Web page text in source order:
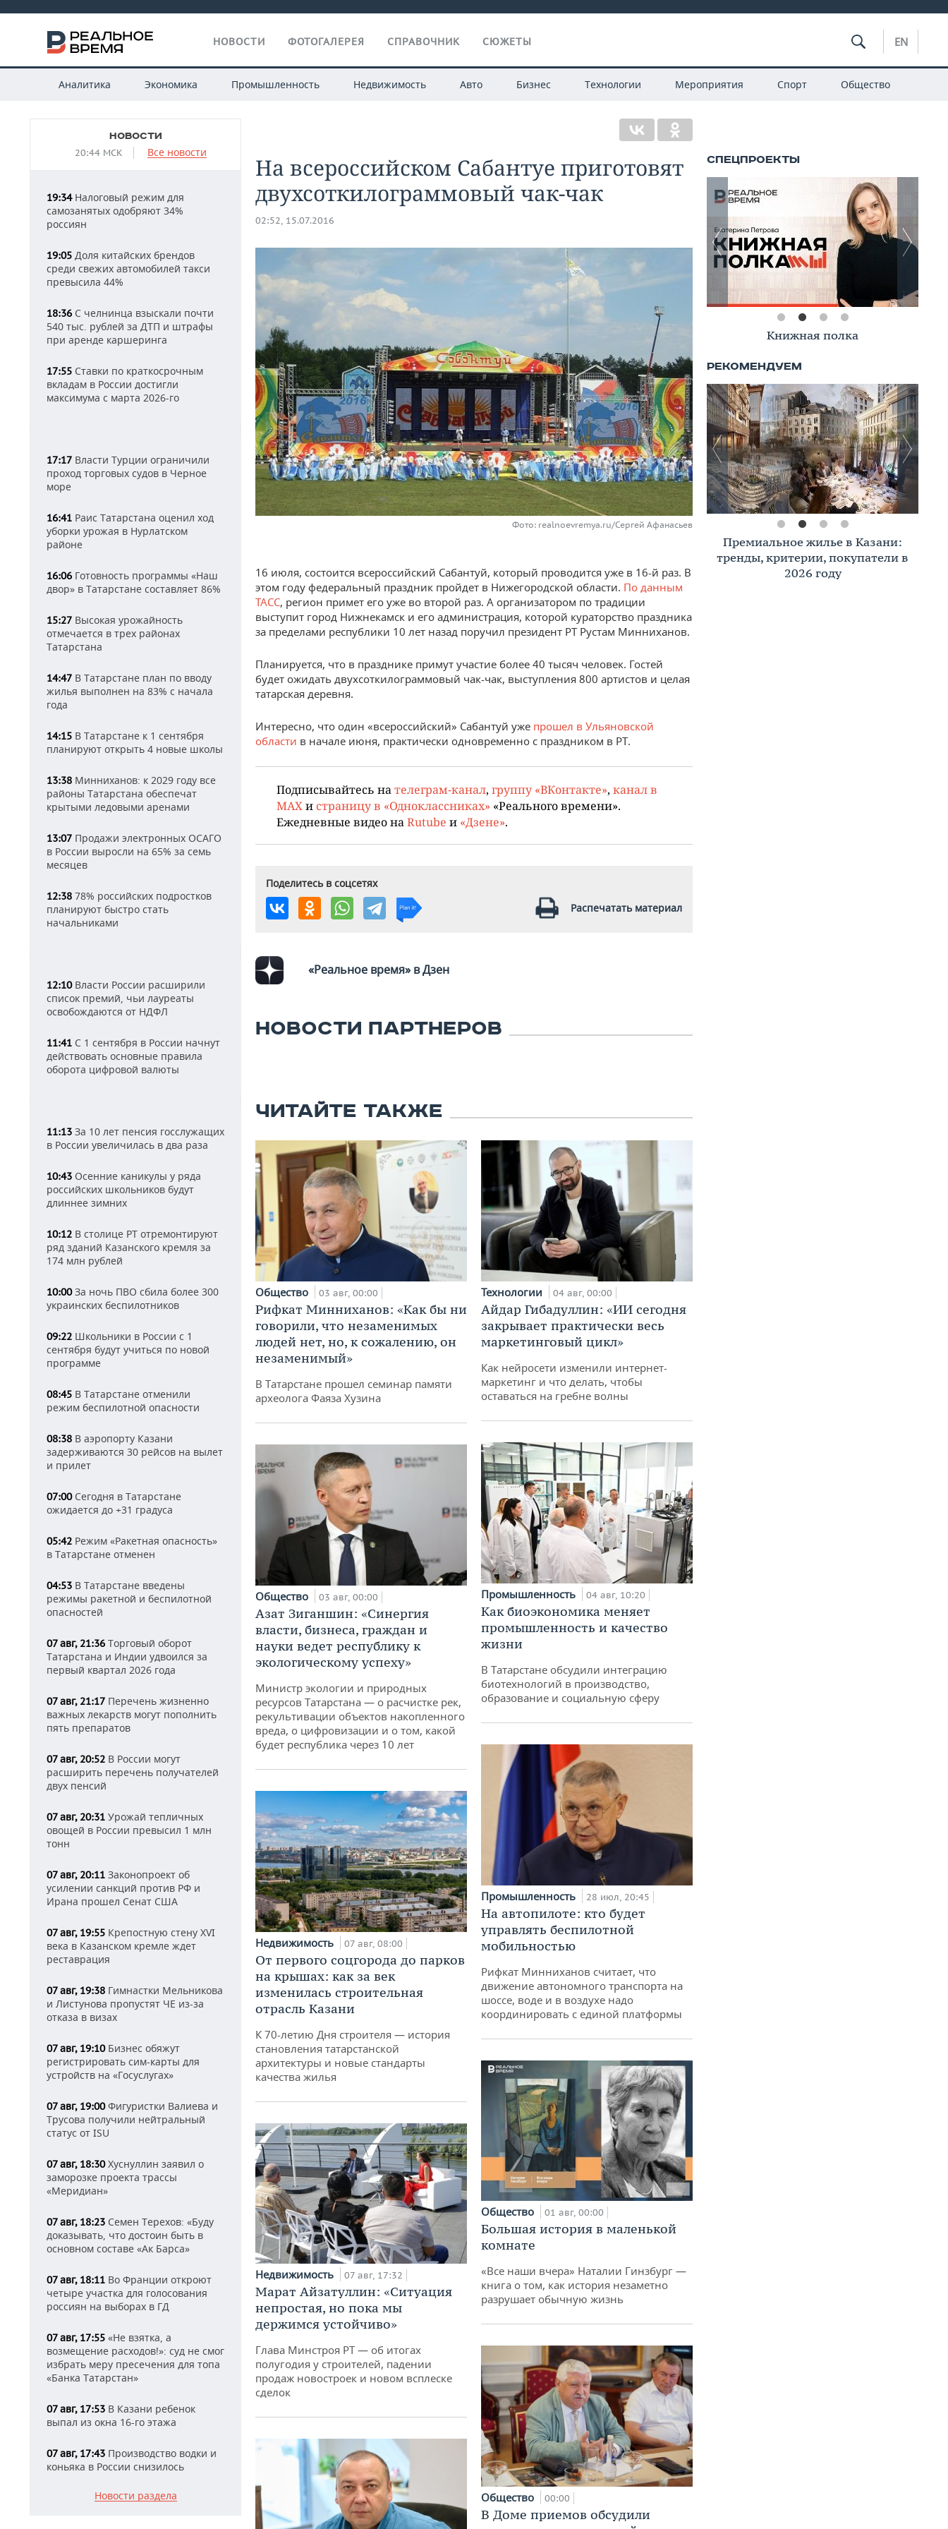
НОВОСТИ ФОТОГАЛЕРЕЯ СПРАВОЧНИК СЮЖЕТЫ EN
Аналитика Экономика Промышленность Недвижимость Авто Бизнес Технологии Мероприятия Спорт Общество
НОВОСТИ
20:44 МСК Все новости
19:34Налоговый режим для
самозанятых одобряют 34%
россиян
19:05 Доля китайских брендов
среди свежих автомобилей такси
превысила 44%
18:36 С челнинца взыскали почти
540 тыс. рублей за ДТП и штрафы
при аренде каршеринга
17:55 Ставки по краткосрочным
вкладам в России достигли
максимума с марта 2026-го
17:17 Власти Турции ограничили
проход торговых судов в Черное
море
16:41 Раис Татарстана оценил ход
уборки урожая в Нурлатском
районе
16:06 Готовность программы «Наш
двор» в Татарстане составляет 86%
15:27 Высокая урожайность
отмечается в трех районах
Татарстана
14:47 В Татарстане план по вводу
жилья выполнен на 83% с начала
года
14:15 В Татарстане к 1 сентября
планируют открыть 4 новые школы
13:38 Минниханов: к 2029 году все
районы Татарстана обеспечат
крытыми ледовыми аренами
13:07 Продажи электронных ОСАГО
в России выросли на 65% за семь
месяцев
12:38 78% российских подростков
планируют быстро стать
начальниками
12:10Власти России расширили
список премий, чьи лауреаты
освобождаются от НДФЛ
11:41 С 1 сентября в России начнут
действовать основные правила
оборота цифровой валюты
11:13 За 10 лет пенсия госслужащих
в России увеличилась в два раза
10:43 Осенние каникулы у ряда
российских школьников будут
длиннее зимних
10:12 В столице РТ отремонтируют
ряд зданий Казанского кремля за
174 млн рублей
10:00За ночь ПВО сбила более 300
украинских беспилотников
09:22 Школьники в России с 1
сентября будут учиться по новой
программе
08:45 В Татарстане отменили
режим беспилотной опасности
08:38 В аэропорту Казани
задерживаются 30 рейсов на вылет
и прилет
07:00Сегодня в Татарстане
ожидается до +31 градуса
05:42 Режим «Ракетная опасность»
в Татарстане отменен
04:53 В Татарстане введены
режимы ракетной и беспилотной
опасностей
07 авг, 21:36 Торговый оборот
Татарстана и Индии удвоился за
первый квартал 2026 года
07 авг, 21:17 Перечень жизненно
важных лекарств могут пополнить
пять препаратов
07 авг, 20:52 В России могут
расширить перечень получателей
двух пенсий
07 авг, 20:31 Урожай тепличных
овощей в России превысил 1 млн
тонн
07 авг, 20:11 Законопроект об
усилении санкций против РФ и
Ирана прошел Сенат США
07 авг, 19:55 Крепостную стену XVI
века в Казанском кремле ждет
реставрация
07 авг, 19:38 Гимнастки Мельникова
и Листунова пропустят ЧЕ из-за
отказа в визах
07 авг, 19:10Бизнес обяжут
регистрировать сим-карты для
устройств на «Госуслугах»
07 авг, 19:00Фигуристки Валиева и
Трусова получили нейтральный
статус от ISU
07 авг, 18:30Хуснуллин заявил о
заморозке проекта трассы
«Меридиан»
07 авг, 18:23 Семен Терехов: «Буду
доказывать, что достоин быть в
основном составе «Ак Барса»
07 авг, 18:11 Во Франции откроют
четыре участка для голосования
россиян на выборах в ГД
07 авг, 17:55 «Не взятка, а
возмещение расходов!»: суд не смог
избрать меру пресечения для топа
«Банка Татарстан»
07 авг, 17:53 В Казани ребенок
выпал из окна 16-го этажа
07 авг, 17:43 Производство водки и
коньяка в России снизилось
Новости раздела
На всероссийском Сабантуе приготовят
двухсоткилограммовый чак-чак
02:52, 15.07.2016
Фото: realnoevremya.ru/Сергей Афанасьев
16 июля, состоится всероссийский Сабантуй, который проводится уже в 16-й раз. В
этом году федеральный праздник пройдет в Нижегородской области. По данным
ТАСС, регион примет его уже во второй раз. А организатором по традиции
выступит город Нижнекамск и его администрация, которой кураторство праздника
за пределами республики 10 лет назад поручил президент РТ Рустам Минниханов.
Планируется, что в празднике примут участие более 40 тысяч человек. Гостей
будет ожидать двухсоткилограммовый чак-чак, выступления 800 артистов и целая
татарская деревня.
Интересно, что один «всероссийский» Сабантуй уже прошел в Ульяновской
области в начале июня, практически одновременно с праздником в РТ.
Подписывайтесь нателеграм-канал, группу «ВКонтакте», канал в
MAXи страницу в «Одноклассниках» «Реального времени».
Ежедневные видео наRutube и «Дзене».
Поделитесь в соцсетях
Распечатать материал
«Реальное время» в Дзен
НОВОСТИ ПАРТНЕРОВ
ЧИТАЙТЕ ТАКЖЕ
Общество 03 авг, 00:00
Рифкат Минниханов: «Как бы ни
говорили, что незаменимых
людей нет, но, к сожалению, он
незаменимый»
В Татарстане прошел семинар памяти
археолога Фаяза Хузина
Общество 03 авг, 00:00
Азат Зиганшин: «Синергия
власти, бизнеса, граждан и
науки ведет республику к
экологическому успеху»
Министр экологии и природных
ресурсов Татарстана — о расчистке рек,
рекультивации объектов накопленного
вреда, о цифровизации и о том, какой
будет республика через 10 лет
Недвижимость 07 авг, 08:00
От первого соцгорода до парков
на крышах: как за век
изменилась строительная
отрасль Казани
К 70-летию Дня строителя — история
становления татарстанской
архитектуры и новые стандарты
качества жилья
Недвижимость 07 авг, 17:32
Марат Айзатуллин: «Ситуация
непростая, но пока мы
держимся устойчиво»
Глава Минстроя РТ — об итогах
полугодия у строителей, падении
продаж новостроек и новом всплеске
сделок
Технологии 04 авг, 00:00
Айдар Гибадуллин: «ИИ сегодня
закрывает практически весь
маркетинговый цикл»
Как нейросети изменили интернет-
маркетинг и что делать, чтобы
оставаться на гребне волны
Промышленность 04 авг, 10:20
Как биоэкономика меняет
промышленность и качество
жизни
В Татарстане обсудили интеграцию
биотехнологий в производство,
образование и социальную сферу
Промышленность 28 июл, 20:45
На автопилоте: кто будет
управлять беспилотной
мобильностью
Рифкат Минниханов считает, что
движение автономного транспорта на
шоссе, воде и в воздухе надо
координировать с единой платформы
Общество 01 авг, 00:00
Большая история в маленькой
комнате
«Все наши вчера» Наталии Гинзбург —
книга о том, как история незаметно
разрушает обычную жизнь
Общество 00:00
В Доме приемов обсудили
Книжная полка
Премиальное жилье в Казани:
тренды, критерии, покупатели в
2026 году